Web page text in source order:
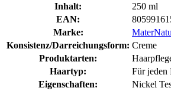
Inhalt:
250 ml
EAN:
Marke:
Konsistenz/Darreichungsform: Creme
Produktarten:
Haartyp:
Für jeden
Eigenschaften:
Nickel